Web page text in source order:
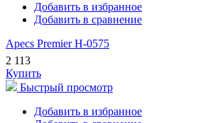
Добавить в избранное
Добавить в сравнение
Apecs Premier H-0575
2 113
Купить
Быстрый просмотр
Добавить в избранное